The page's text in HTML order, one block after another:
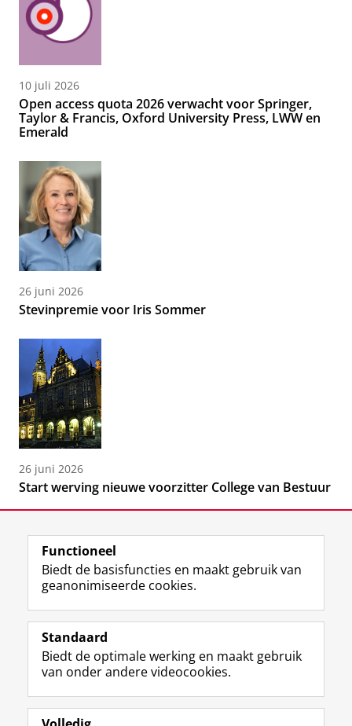
10 juli 2026
Open access quota 2026 verwacht voor Springer,
Taylor & Francis, Oxford University Press, LWW en
Emerald
26 juni 2026
Stevinpremie voor Iris Sommer
26 juni 2026
Start werving nieuwe voorzitter College van Bestuur
Volg de RUG
F
a
e
b
o
L
i
k
e
I
R
S
-
f
e
I
n
t
r
Y
o
T
e
Studiekiezers
Alumni
Functioneel
Biedt de basisfuncties en maakt gebruik van
geanonimiseerde cookies.
Standaard
Biedt de optimale werking en maakt gebruik
van onder andere videocookies.